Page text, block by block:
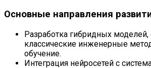
Основные направления
Разработка гибридных
классические инженерные
обучение.
Интеграция нейросетей с